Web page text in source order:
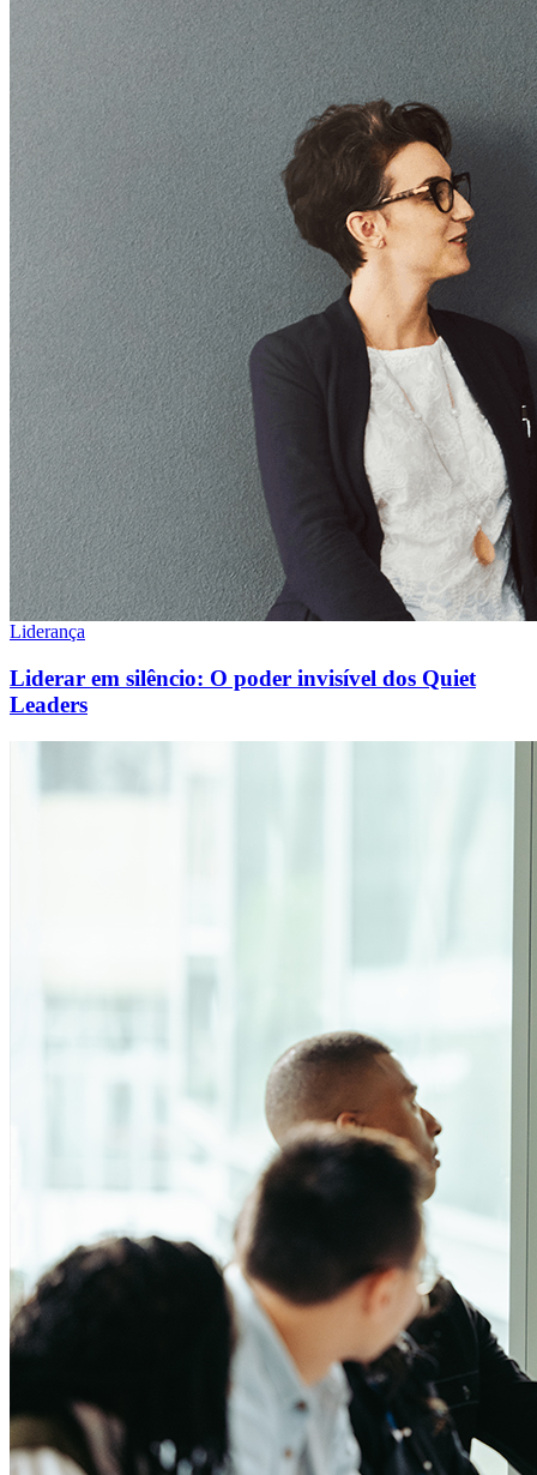
Liderança
Liderar em silêncio: O poder invisível dos Quiet
Leaders